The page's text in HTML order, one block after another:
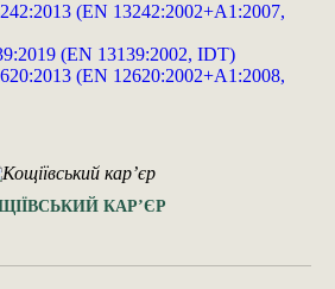
(EN 13242:2002+A1:2007,
(EN 13139:2002, IDT)
(EN 12620:2002+A1:2008,
КАР’ЄР